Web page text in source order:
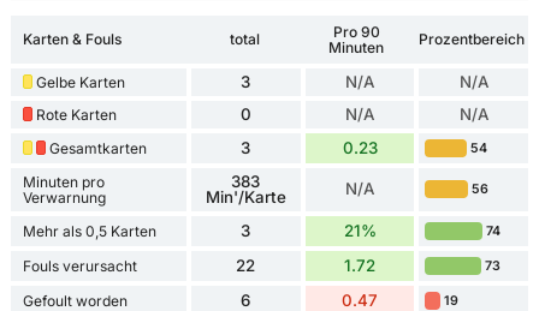
Karten & Fouls total
Pro 90
Minuten
Prozentbereich
Gelbe Karten 3 N/A N/A
Rote Karten 0 N/A N/A
Gesamtkarten 3 0.23 54
Minuten pro
Verwarnung
383
Min'/Karte
N/A 56
Mehr als 0,5 Karten 3 21% 74
Fouls verursacht 22 1.72 73
Gefoult worden 6 0.47 19